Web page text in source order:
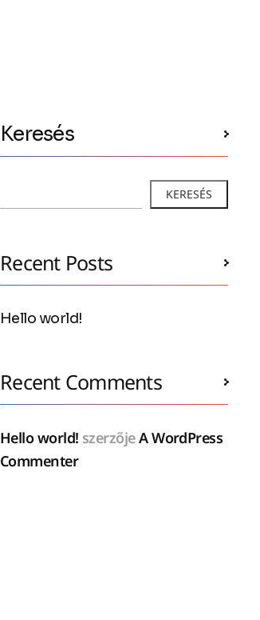
Keresés
KERESÉS
Recent Posts
Hello world!
Recent Comments
Hello world! szerzőjeA WordPress
Commenter